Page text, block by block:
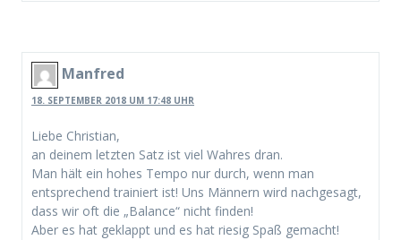
Manfred
18. SEPTEMBER 2018 UM 17:48 UHR
Liebe Christian,
an deinem letzten Satz ist viel Wahres dran.
Man hält ein hohes Tempo nur durch, wenn man
entsprechend trainiert ist! Uns Männern wird nachgesagt,
dass wir oft die „Balance“ nicht finden!
Aber es hat geklappt und es hat riesig Spaß gemacht!